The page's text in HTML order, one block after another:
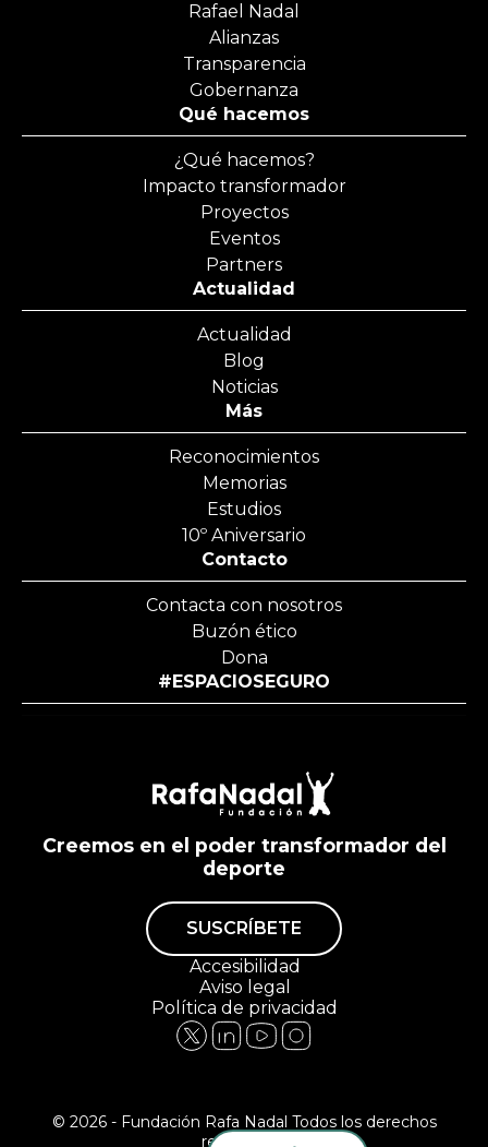
Rafael Nadal
Alianzas
Transparencia
Gobernanza
Qué hacemos
¿Qué hacemos?
Impacto transformador
Proyectos
Eventos
Partners
Actualidad
Actualidad
Blog
Noticias
Más
Reconocimientos
Memorias
Estudios
10º Aniversario
Contacto
Contacta con nosotros
Buzón ético
Dona
#ESPACIOSEGURO
Creemos en el poder transformador del
deporte
SUSCRÍBETE
Accesibilidad
Aviso legal
Política de privacidad
© 2026 - Fundación Rafa Nadal Todos los derechos
reservados.